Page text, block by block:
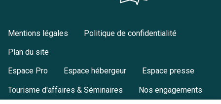
Mentions légales Politique de confidentialité
Plan du site
Espace Pro Espace hébergeur Espace presse
Tourisme d'affaires & Séminaires Nos engagements